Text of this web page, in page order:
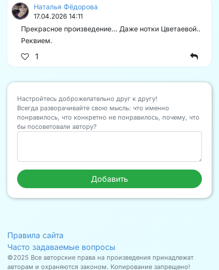
Наталья Фёдорова
17.04.2026 14:11
Прекрасное произведение... Даже нотки Цветаевой..
Реквием.
1
Настройтесь доброжелательно друг к другу!
Всегда разворачивайте свою мысль: что именно
понравилось, что конкретно не понравилось, почему, что
бы посоветовали автору?
Правила сайта
Часто задаваемые вопросы
©2025 Все авторские права на произведения принадлежат
авторам и охраняются законом. Копирование запрещено!